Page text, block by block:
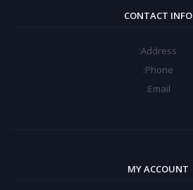
CONTACT INFO
Address:
Phone:
Email:
MY ACCOUNT